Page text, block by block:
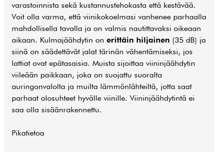
varastoinnista sekä kustannustehokasta että kestävää.
Voit olla varma, että viinikokoelmasi vanhenee parhaalla
mahdollisella tavalla ja on valmis nautittavaksi oikeaan
aikaan. Kulmajäähdytin on erittäin hiljainen (35 dB) ja
siinä on säädettävät jalat tärinän vähentämiseksi, jos
lattiat ovat epätasaisia. Muista sijoittaa viininjäähdytin
viileään paikkaan, joka on suojattu suoralta
auringonvalolta ja muilta lämmönlähteiltä, jotta saat
parhaat olosuhteet hyvälle viinille. Viininjäähdytintä ei
saa olla sisäänrakennettu.
Pikatietoa